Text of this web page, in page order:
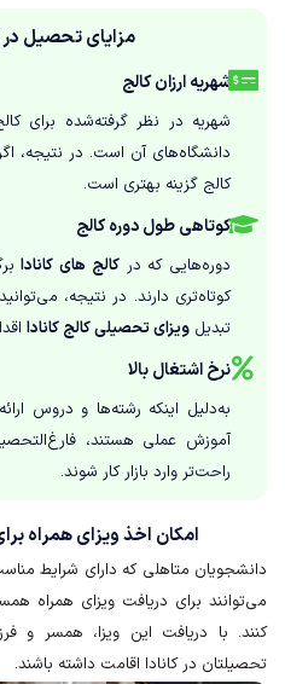
مزایای تحصیل در
شهریه ارزان کالج
شهریه در نظر گرفته‌شده برای
دانشگاه‌های آن است. در نتیجه،
کالج گزینه بهتری است.
کوتاهی طول دوره کالج
دوره‌هایی که درکالج های کانادا
کوتاه‌تری دارند. در نتیجه،
تبدیل ویزای تحصیلی کالج کانادا
نرخ اشتغال بالا
به‌دلیل اینکه رشته‌ها و دروس
آموزش عملی هستند،
راحت‌تر وارد بازار کار شوند.
امکان اخذ ویزای همراه
دانشجویان متاهلی که دارای شرایط
کنند. با دریافت این ویزا، همسر و
تحصیلتان در کانادا اقامت داشته باشند.